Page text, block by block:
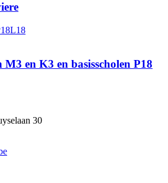
M3 en K3 en basisscholen P18
30